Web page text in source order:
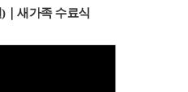
｜새가족 수료식